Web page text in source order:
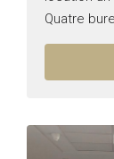
Quatre
kitchinette